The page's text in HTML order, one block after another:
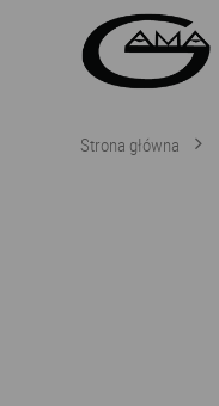
Strona główna